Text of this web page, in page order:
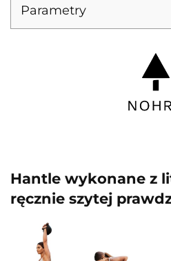
Parametry
Hantle wykonane z
ręcznie szytej